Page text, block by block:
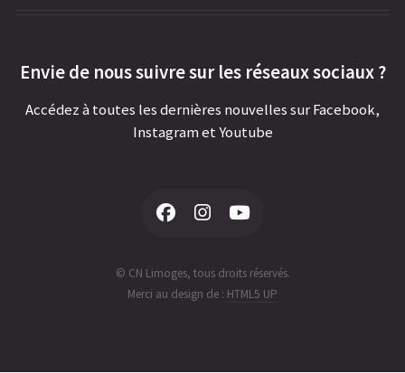
Envie de nous suivre sur les réseaux sociaux ?
Accédez à toutes les dernières nouvelles sur Facebook,
Instagram et Youtube
© CN Limoges, tous droits réservés.
Merci au design de : HTML5 UP